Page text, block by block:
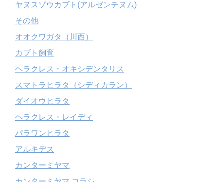
ヤヌスゾウカブト(アルゼンチヌム)
その他
オオクワガタ（川西）
カブト飼育
ヘラクレス・オキシデンタリス
スマトラヒラタ（シディカラン）
ダイオウヒラタ
ヘラクレス・レイディ
パラワンヒラタ
アルキデス
カンターミヤマ